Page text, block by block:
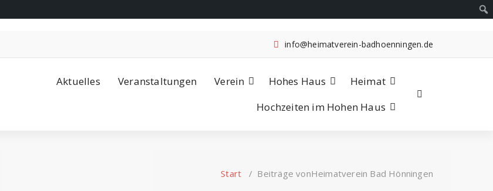
info@heimatverein-badhoenningen.de
Aktuelles Veranstaltungen Verein Hohes Haus
Heimat
Hochzeiten im Hohen Haus
Start / Beiträge vonHeimatverein Bad Hönningen